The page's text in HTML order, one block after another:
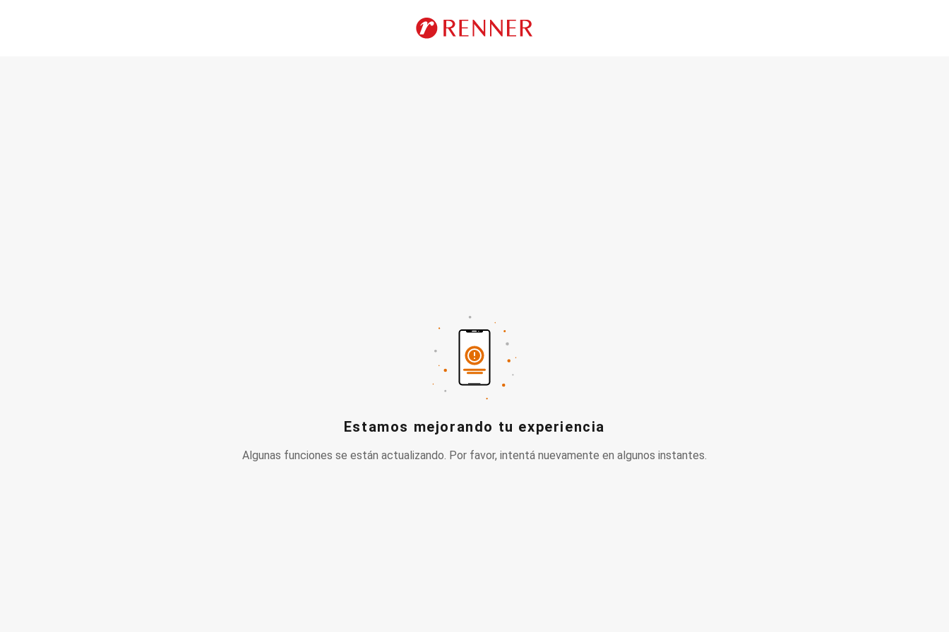
Estamos mejorando tu experiencia
Algunas funciones se están actualizando. Por favor, intentá nuevamente en algunos instantes.